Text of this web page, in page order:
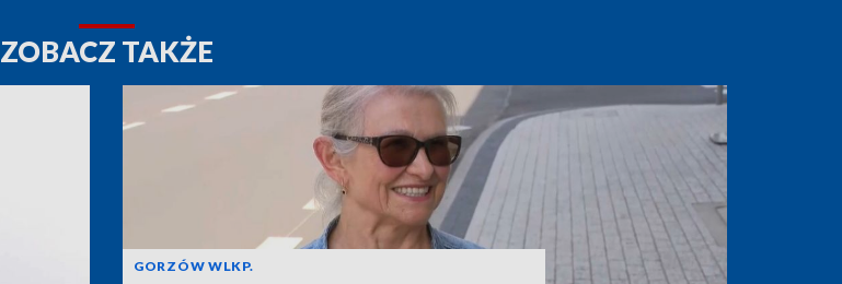
ZOBACZ TAKŻE
GORZÓW WLKP.